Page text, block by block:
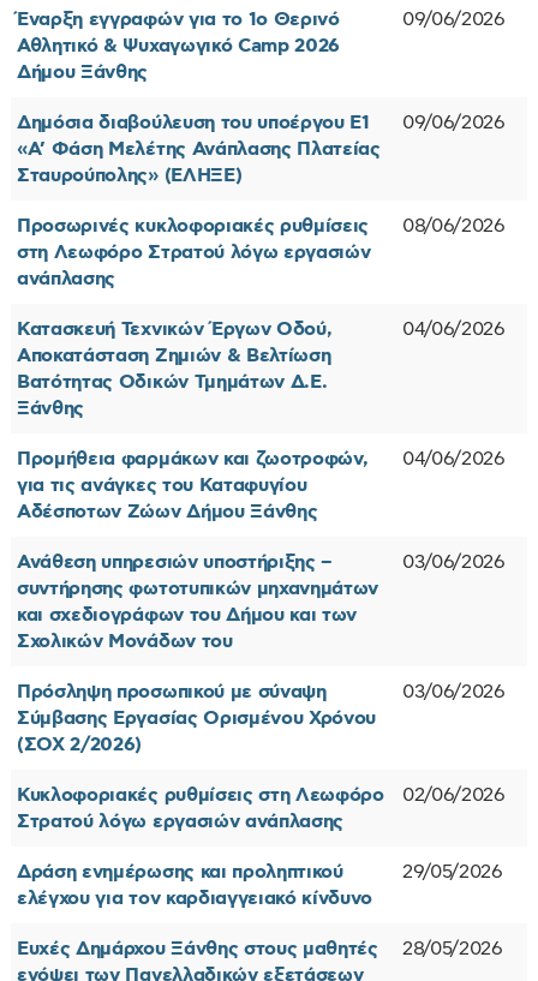
Έναρξη εγγραφών για το 1ο Θερινό
Αθλητικό & Ψυχαγωγικό Camp 2026
Δήμου Ξάνθης
09/06/2026
Δημόσια διαβούλευση του υποέργου Ε1
«Α’ Φάση Μελέτης Ανάπλασης Πλατείας
Σταυρούπολης» (ΕΛΗΞΕ)
09/06/2026
Προσωρινές κυκλοφοριακές ρυθμίσεις
στη Λεωφόρο Στρατού λόγω εργασιών
ανάπλασης
08/06/2026
Κατασκευή Τεχνικών Έργων Οδού,
Αποκατάσταση Ζημιών & Βελτίωση
Βατότητας Οδικών Τμημάτων Δ.Ε.
Ξάνθης
04/06/2026
Προμήθεια φαρμάκων και ζωοτροφών,
για τις ανάγκες του Καταφυγίου
Αδέσποτων Ζώων Δήμου Ξάνθης
04/06/2026
Ανάθεση υπηρεσιών υποστήριξης –
συντήρησης φωτοτυπικών μηχανημάτων
και σχεδιογράφων του Δήμου και των
Σχολικών Μονάδων του
03/06/2026
Πρόσληψη προσωπικού με σύναψη
Σύμβασης Εργασίας Ορισμένου Χρόνου
(ΣΟΧ 2/2026)
03/06/2026
Κυκλοφοριακές ρυθμίσεις στη Λεωφόρο
Στρατού λόγω εργασιών ανάπλασης
02/06/2026
Δράση ενημέρωσης και προληπτικού
ελέγχου για τον καρδιαγγειακό κίνδυνο
29/05/2026
Ευχές Δημάρχου Ξάνθης στους μαθητές
ενόψει των Πανελλαδικών εξετάσεων
28/05/2026